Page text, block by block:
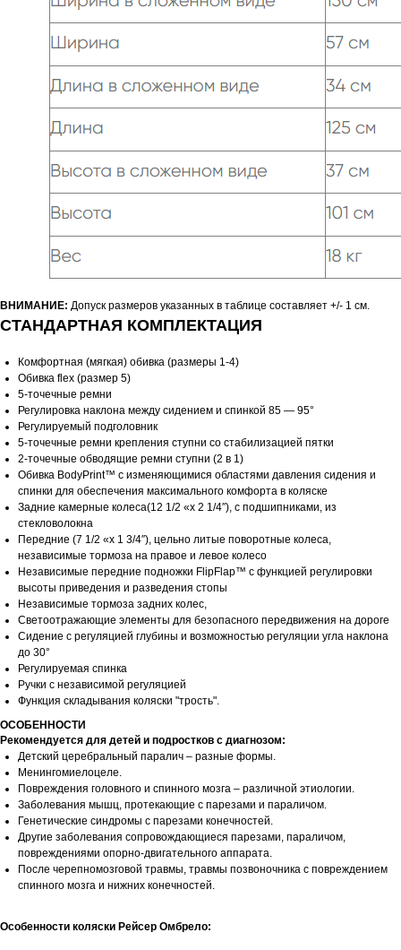
ВНИМАНИЕ: Допуск размеров указанных в таблице составляет +/- 1 см.
СТАНДАРТНАЯ КОМПЛЕКТАЦИЯ
Комфортная (мягкая) обивка (размеры 1-4)
Обивка flex (размер 5)
5-точечные ремни
Регулировка наклона между сидением и спинкой 85 — 95°
Регулируемый подголовник
5-точечные ремни крепления ступни со стабилизацией пятки
2-точечные обводящие ремни ступни (2 в 1)
Обивка BodyPrint™ с изменяющимися областями давления сидения и
спинки для обеспечения максимального комфорта в коляске
Задние камерные колеса(12 1/2 «x 2 1/4″), с подшипниками, из
стекловолокна
Передние (7 1/2 «x 1 3/4″), цельно литые поворотные колеса,
независимые тормоза на правое и левое колесо
Независимые передние подножки FlipFlap™ с функцией регулировки
высоты приведения и разведения стопы
Независимые тормоза задних колес,
Светоотражающие элементы для безопасного передвижения на дороге
Сидение с регуляцией глубины и возможностью регуляции угла наклона
до 30°
Регулируемая спинка
Ручки с независимой регуляцией
Функция складывания коляски "трость".
ОСОБЕННОСТИ
Рекомендуется для детей и подростков с диагнозом:
Детский церебральный паралич – разные формы.
Менингомиелоцеле.
Повреждения головного и спинного мозга – различной этиологии.
Заболевания мышц, протекающие с парезами и параличом.
Генетические синдромы с парезами конечностей.
Другие заболевания сопровождающиеся парезами, параличом,
повреждениями опорно-двигательного аппарата.
После черепномозговой травмы, травмы позвоночника с повреждением
спинного мозга и нижних конечностей.
Особенности коляски Рейсер Омбрело: